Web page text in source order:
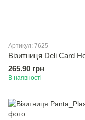
Артикул: 7625
Вiзитниця Deli Card
265.90 грн
В наявності